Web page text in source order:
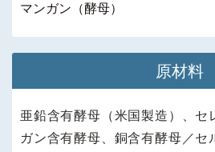
マンガン（酵母）
原材料
亜鉛含有酵母（米国製造）、セ
ガン含有酵母、銅含有酵母／セ